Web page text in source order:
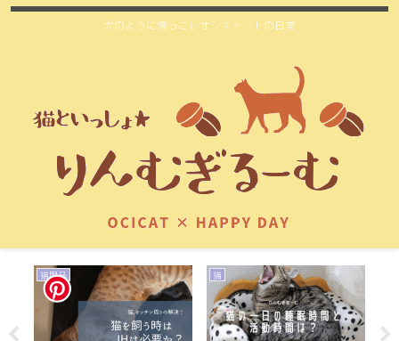
犬のように懐っこいオシキャットの日常
おうち時間 猫用品